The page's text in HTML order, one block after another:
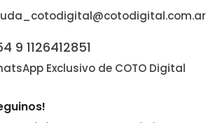
9 1126412851
Exclusivo de COTO Digital